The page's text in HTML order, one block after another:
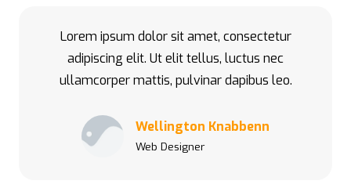
Lorem ipsum dolor sit amet, consectetur
adipiscing elit. Ut elit tellus, luctus nec
ullamcorper mattis, pulvinar dapibus leo.
Wellington Knabbenn
Web Designer